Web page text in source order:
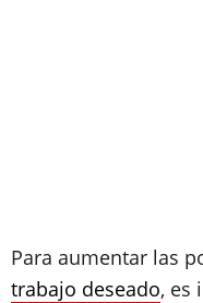
Para aumentar las
trabajo deseado, es